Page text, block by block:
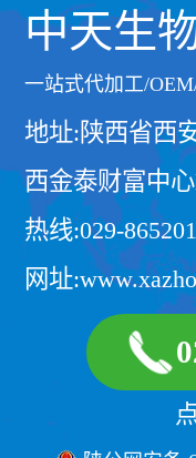
中天生
一站式代加工/
地址:陕西省西
西金泰财富中
热线:029-
网址